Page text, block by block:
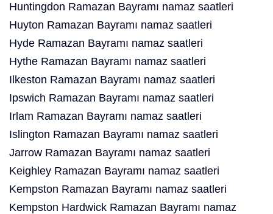
Huntingdon Ramazan Bayramı namaz saatleri
Huyton Ramazan Bayramı namaz saatleri
Hyde Ramazan Bayramı namaz saatleri
Hythe Ramazan Bayramı namaz saatleri
Ilkeston Ramazan Bayramı namaz saatleri
Ipswich Ramazan Bayramı namaz saatleri
Irlam Ramazan Bayramı namaz saatleri
Islington Ramazan Bayramı namaz saatleri
Jarrow Ramazan Bayramı namaz saatleri
Keighley Ramazan Bayramı namaz saatleri
Kempston Ramazan Bayramı namaz saatleri
Kempston Hardwick Ramazan Bayramı namaz